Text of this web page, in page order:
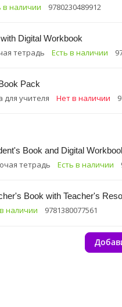
в наличии 9780230489912
Digital Workbook
тетрадь Есть в наличии
Pack
для учителя Нет в наличии
Book and Digital
тетрадь Есть в наличии
Book with Teacher's
наличии 9781380077561